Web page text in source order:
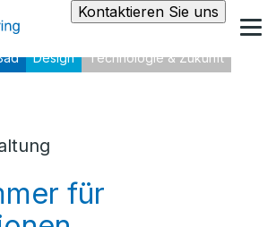
Kontaktieren Sie uns
Design Technologie & Zukunft
für